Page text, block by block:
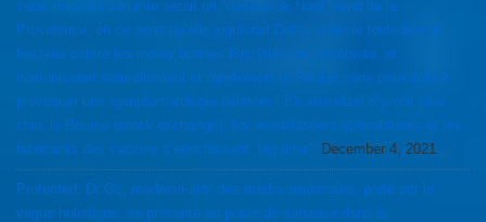
cette nouvelle variante serait un “cadeau de Noel” venu de la
Providence, en ce sens qu’elle jugulerait Delta, comme toute bonne
bactérie contre les moins bonnes bactéries du microbiota, et
immuniserait naturellement et rapidement le Peuple sans pour autant
provoquer une symptomatologie délétère ! En attendant d’y voir plus
clair, la Bourse (stock exchange), les investisseurs-spéculateurs et les
fabricants des vaccins s’enrichissent “big time”. December 4, 2021
Protected: Dr Oz, médecin-star des média américains, porté par la
vague holistique, se présente au poste de sénateur dans la